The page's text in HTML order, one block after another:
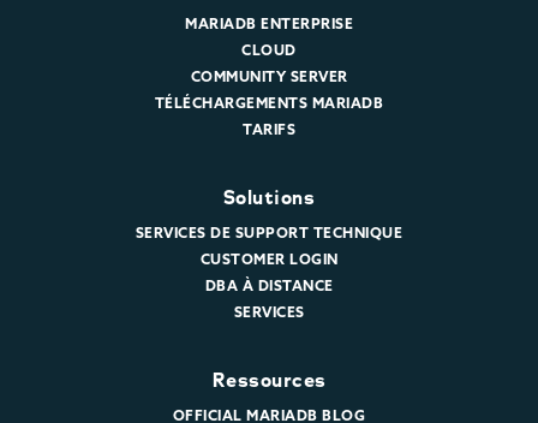
MARIADB ENTERPRISE
CLOUD
COMMUNITY SERVER
TÉLÉCHARGEMENTS MARIADB
TARIFS
Solutions
SERVICES DE SUPPORT TECHNIQUE
CUSTOMER LOGIN
DBA À DISTANCE
SERVICES
Ressources
OFFICIAL MARIADB BLOG